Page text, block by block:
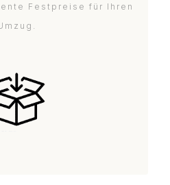
Festpreise für Ihren